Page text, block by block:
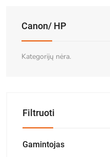
Canon/ HP
Kategorijų nėra.
Filtruoti
Gamintojas